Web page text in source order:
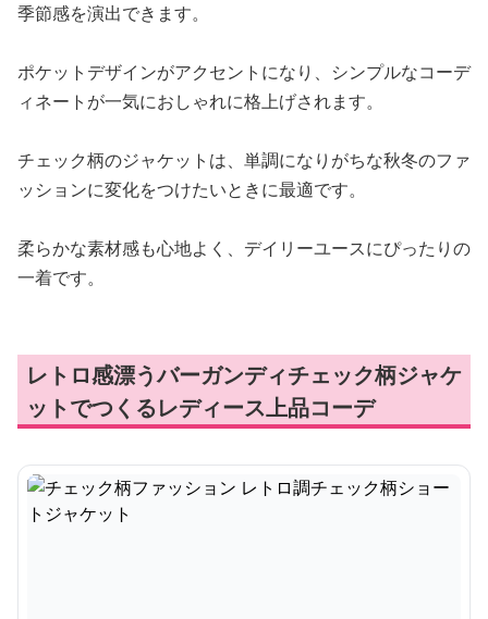
季節感を演出できます。
ポケットデザインがアクセントになり、シンプルなコーデ
ィネートが一気におしゃれに格上げされます。
チェック柄のジャケットは、単調になりがちな秋冬のファ
ッションに変化をつけたいときに最適です。
柔らかな素材感も心地よく、デイリーユースにぴったりの
一着です。
レトロ感漂うバーガンディチェック柄ジャケ
ットでつくるレディース上品コーデ